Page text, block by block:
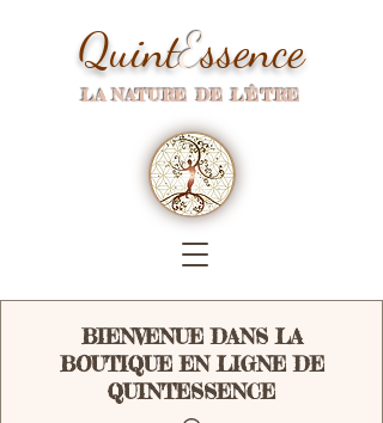
QuintEssence
LA NATURE DE L'ÊTRE
BIENVENUE DANS LA
BOUTIQUE EN LIGNE DE
QUINTESSENCE